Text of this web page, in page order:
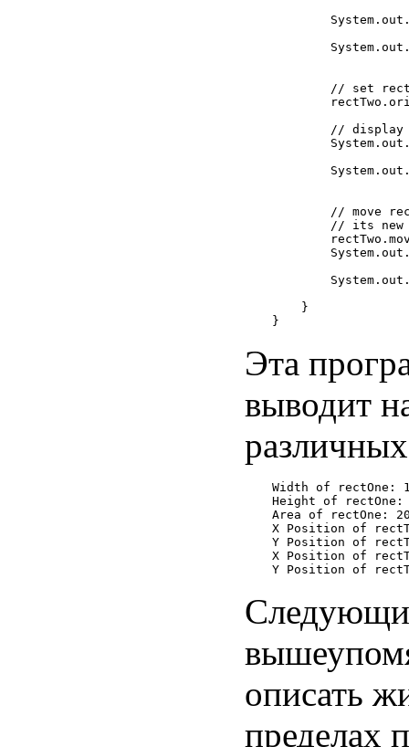
// set
// display
// move
// its new
    }
Эта
выводит
Width of rectOne:
Height of rectOne:
Area of rectOne:
X Position of
Y Position of
X Position of
описать
пределах